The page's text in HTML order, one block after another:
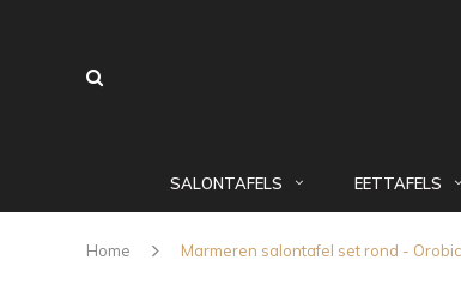
SALONTAFELS EETTAFELS
Home Marmeren salontafel set rond -